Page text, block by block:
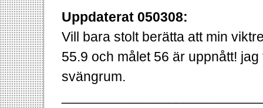
Uppdaterat 050308:
Vill bara stolt berätta att min
55.9 och målet 56 är uppnått!
svängrum.